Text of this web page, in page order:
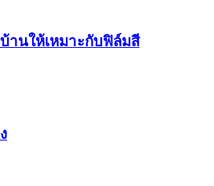
านให้เหมาะกับฟิล์มสี